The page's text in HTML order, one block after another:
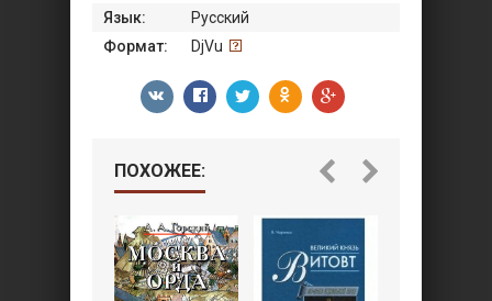
Язык:
Русский
Формат:
DjVu
ПОХОЖЕЕ: